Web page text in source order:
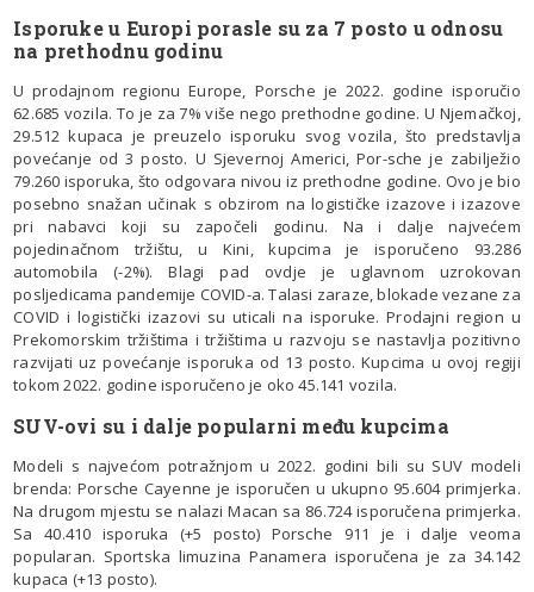
Isporuke u Europi porasle su za 7 posto u odnosu
na prethodnu godinu
U prodajnom regionu Europe, Porsche je 2022. godine isporučio
62.685 vozila. To je za 7% više nego prethodne godine. U Njemačkoj,
29.512 kupaca je preuzelo isporuku svog vozila, što predstavlja
povećanje od 3 posto. U Sjevernoj Americi, Por-sche je zabilježio
79.260 isporuka, što odgovara nivou iz prethodne godine. Ovo je bio
posebno snažan učinak s obzirom na logističke izazove i izazove
pri nabavci koji su započeli godinu. Na i dalje najvećem
pojedinačnom tržištu, u Kini, kupcima je isporučeno 93.286
automobila (-2%). Blagi pad ovdje je uglavnom uzrokovan
posljedicama pandemije COVID-a. Talasi zaraze, blokade vezane za
COVID i logistički izazovi su uticali na isporuke. Prodajni region u
Prekomorskim tržištima i tržištima u razvoju se nastavlja pozitivno
razvijati uz povećanje isporuka od 13 posto. Kupcima u ovoj regiji
tokom 2022. godine isporučeno je oko 45.141 vozila.
SUV-ovi su i dalje popularni među kupcima
Modeli s najvećom potražnjom u 2022. godini bili su SUV modeli
brenda: Porsche Cayenne je isporučen u ukupno 95.604 primjerka.
Na drugom mjestu se nalazi Macan sa 86.724 isporučena primjerka.
Sa 40.410 isporuka (+5 posto) Porsche 911 je i dalje veoma
popularan. Sportska limuzina Panamera isporučena je za 34.142
kupaca (+13 posto).